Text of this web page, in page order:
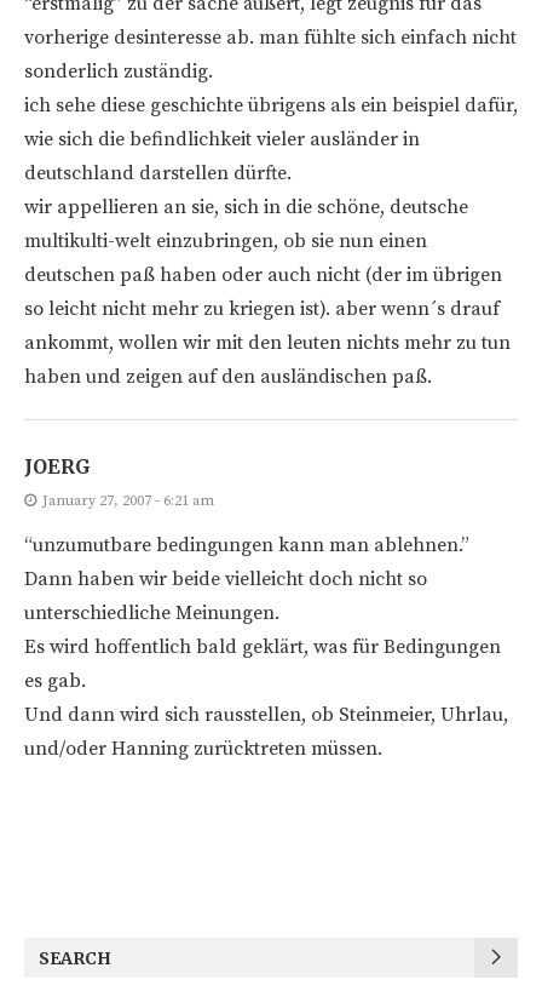
vorherige desinteresse ab. man fühlte sich einfach nicht
sonderlich zuständig.
ich sehe diese geschichte übrigens als ein beispiel dafür,
wie sich die befindlichkeit vieler ausländer in
deutschland darstellen dürfte.
wir appellieren an sie, sich in die schöne, deutsche
multikulti-welt einzubringen, ob sie nun einen
deutschen paß haben oder auch nicht (der im übrigen
so leicht nicht mehr zu kriegen ist). aber wenn´s drauf
ankommt, wollen wir mit den leuten nichts mehr zu tun
haben und zeigen auf den ausländischen paß.
JOERG
January 27, 2007 - 6:21 am
“unzumutbare bedingungen kann man ablehnen.”
Dann haben wir beide vielleicht doch nicht so
unterschiedliche Meinungen.
Es wird hoffentlich bald geklärt, was für Bedingungen
es gab.
Und dann wird sich rausstellen, ob Steinmeier, Uhrlau,
und/oder Hanning zurücktreten müssen.
SEARCH